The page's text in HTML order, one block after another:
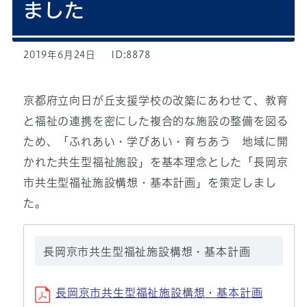
ました
2019年6月24日 ID:8878
京都府立向日が丘支援学校の改築にあわせて、教育
と福祉の連携を密にした複合的な施設の整備を図る
ため、「ふれあい・学びあい・育ちあう 地域に開
かれた共生型福祉施設」を基本理念とした「長岡京
市共生型福祉施設構想・基本計画」を策定しまし
た。
長岡京市共生型福祉施設構想・基本計画
長岡京市共生型福祉施設構想・基本計画